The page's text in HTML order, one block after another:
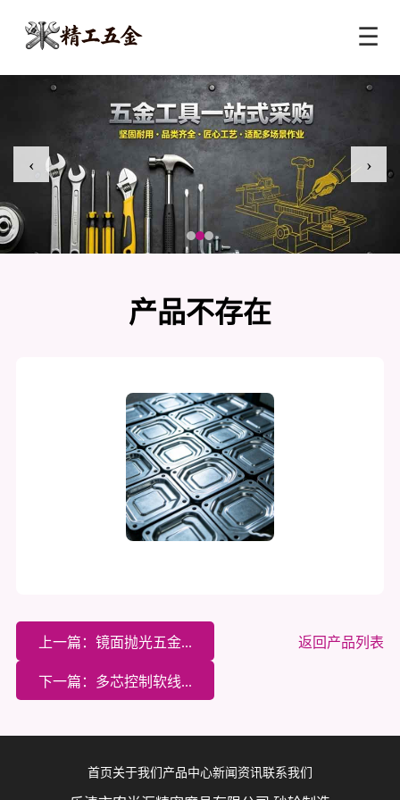
☰
‹ ›
产品不存在
上一篇：镜面抛光五金... 返回产品列表
下一篇：多芯控制软线...
首页 关于我们 产品中心新闻资讯联系我们